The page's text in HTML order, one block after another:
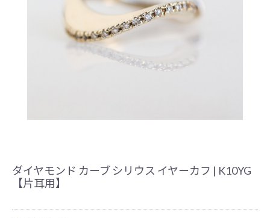
ダイヤモンド カーブ シリウス イヤーカフ | K10YG
【片耳用】